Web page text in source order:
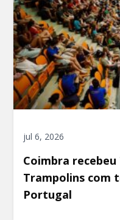
jul 6, 2026
Coimbra
Trampolins com
Portugal